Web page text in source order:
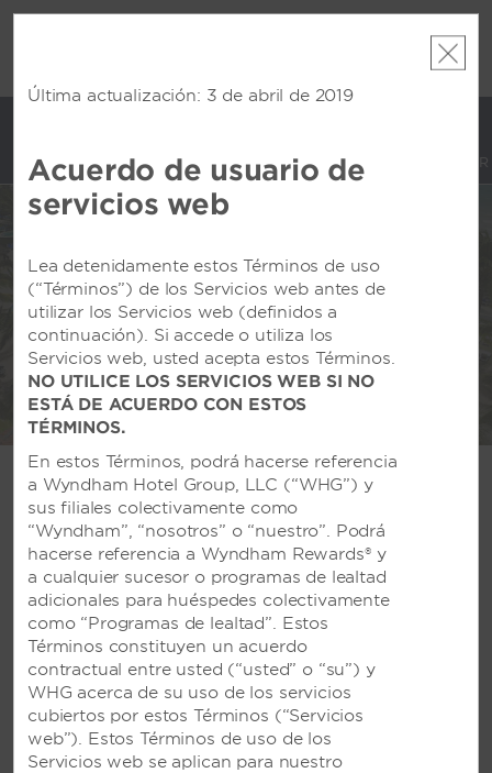
puntos
CUENTA RESERVAR
VIVA BY WYNDHAM
ALL-INCLUSIVE
RESORTS
de Trademark Collection
Disfruta de unas vacaciones
audaces
El sol en tu cabello. La arena en tus pies. Un
coctel en la mano. En Viva by Wyndham All-
Inclusive Resorts de Trademark Collection puedes
elegir tu propia versión del paraíso. Sumérgete en
la belleza de destinos espectaculares en México y
el Caribe, y disfruta de una escapada sin estrés.
Descarga nuestro cuadro comparativo de
vacaciones con todo incluido
Última actualización: 3 de abril de 2019
Acuerdo de usuario de
servicios web
Lea detenidamente estos Términos de uso
(“Términos”) de los Servicios web antes de
utilizar los Servicios web (definidos a
continuación). Si accede o utiliza los
Servicios web, usted acepta estos Términos.
NO UTILICE LOS SERVICIOS WEB SI NO
ESTÁ DE ACUERDO CON ESTOS
TÉRMINOS.
En estos Términos, podrá hacerse referencia
a Wyndham Hotel Group, LLC (“WHG”) y
sus filiales colectivamente como
“Wyndham”, “nosotros” o “nuestro”. Podrá
hacerse referencia a Wyndham Rewards® y
a cualquier sucesor o programas de lealtad
adicionales para huéspedes colectivamente
como “Programas de lealtad”. Estos
Términos constituyen un acuerdo
contractual entre usted (“usted” o “su”) y
WHG acerca de su uso de los servicios
cubiertos por estos Términos (“Servicios
web”). Estos Términos de uso de los
Servicios web se aplican para nuestro